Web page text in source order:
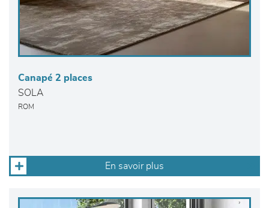
Canapé 2 places
SOLA
ROM
En savoir plus